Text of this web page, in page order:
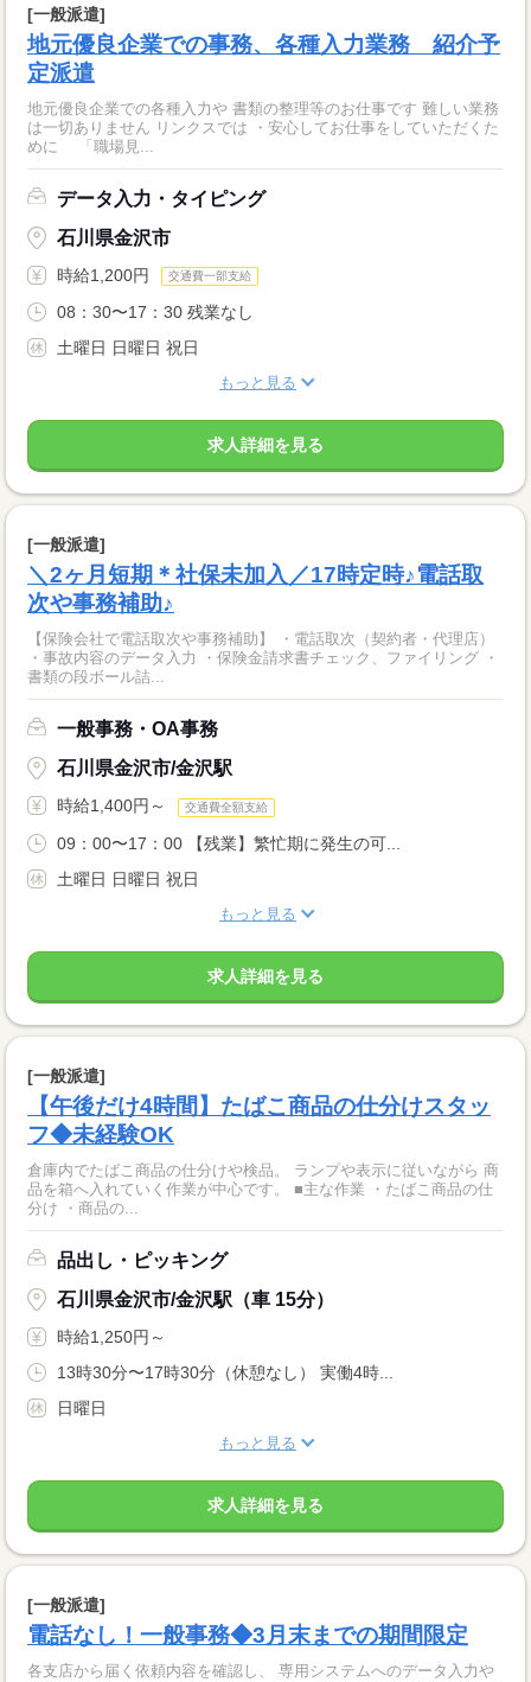
[一般派遣]
地元優良企業での事務、各種入力業務 紹介予
定派遣
地元優良企業での各種入力や 書類の整理等のお仕事です 難しい業務
は一切ありません リンクスでは ・安心してお仕事をしていただくた
めに 「職場見...
データ入力・タイピング
石川県金沢市
時給1,200円 交通費一部支給
08：30〜17：30 残業なし
土曜日 日曜日 祝日
もっと見る
求人詳細を見る
[一般派遣]
＼2ヶ月短期＊社保未加入／17時定時♪電話取
次や事務補助♪
【保険会社で電話取次や事務補助】 ・電話取次（契約者・代理店）
・事故内容のデータ入力 ・保険金請求書チェック、ファイリング ・
書類の段ボール詰...
一般事務・OA事務
石川県金沢市/金沢駅
時給1,400円～ 交通費全額支給
09：00〜17：00 【残業】繁忙期に発生の可...
土曜日 日曜日 祝日
もっと見る
求人詳細を見る
[一般派遣]
【午後だけ4時間】たばこ商品の仕分けスタッ
フ◆未経験OK
倉庫内でたばこ商品の仕分けや検品。 ランプや表示に従いながら 商
品を箱へ入れていく作業が中心です。 ■主な作業 ・たばこ商品の仕
分け ・商品の...
品出し・ピッキング
石川県金沢市/金沢駅（車 15分）
時給1,250円～
13時30分〜17時30分（休憩なし） 実働4時...
日曜日
もっと見る
求人詳細を見る
[一般派遣]
電話なし！一般事務◆3月末までの期間限定
各支店から届く依頼内容を確認し、 専用システムへのデータ入力や